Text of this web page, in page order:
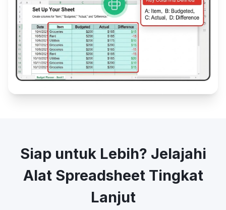
Siap untuk Lebih? Jelajahi
Alat Spreadsheet Tingkat
Lanjut